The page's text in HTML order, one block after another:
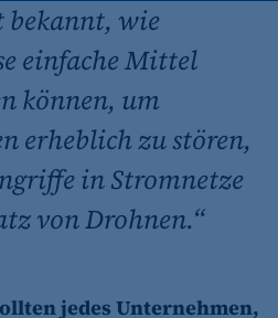
bekannt, wie
einfache Mittel
können, um
erheblich zu stören,
in Stromnetze
von Drohnen.“
jedes Unternehmen,